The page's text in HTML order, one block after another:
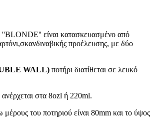
''BLONDE'' είναι κατασκευασμένο από
προέλευσης, με δύο
WALL) ποτήρι διατίθεται σε λευκό
στα 8ozl ή 220ml.
του ποτηριού είναι 80mm και το ύψος